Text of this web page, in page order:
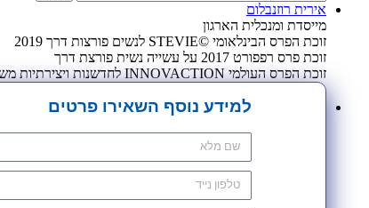
אירית רוזנבלום
מייסדת ומנכלית הארגון
זוכת הפרס הבינלאומי ©STEVIE לנשים פורצות דרך 2019
זוכת פרס רפפורט 2017 על עשייה נשית פורצת דרך
זוכת הפרס העולמי INNOVACTION לחדשנות ויצירתיות משפטית 2009
למידע נוסף השאירו פרטים